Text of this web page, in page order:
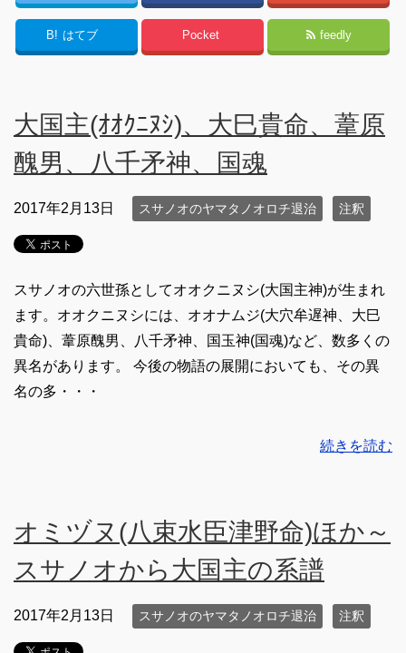
B! はてブ Pocket feedly
大国主(ｵｵｸﾆﾇｼ)、大巳貴命、葦原
醜男、八千矛神、国魂
2017年2月13日 スサノオのヤマタノオロチ退治 注釈
スサノオの六世孫としてオオクニヌシ(大国主神)が生まれ
ます。オオクニヌシには、オオナムジ(大穴牟遅神、大巳
貴命)、葦原醜男、八千矛神、国玉神(国魂)など、数多くの
異名があります。 今後の物語の展開においても、その異
名の多・・・
続きを読む
オミヅヌ(八束水臣津野命)ほか～
スサノオから大国主の系譜
2017年2月13日 スサノオのヤマタノオロチ退治 注釈